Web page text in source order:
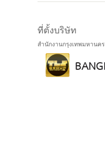
ที่ตั้งบริษัท
สำนักงานกรุงเทพมหานคร